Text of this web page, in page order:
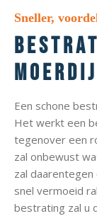
Sneller,
Een schone
Het werkt een
tegenover een
zal onbewust
zal
snel vermoeid
bestrating zal u